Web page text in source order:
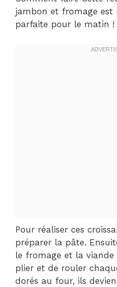
jambon et fromage est
parfaite pour le matin !
Pour réaliser ces
préparer la pâte.
le fromage et la viande
plier et de rouler
dorés au four, ils